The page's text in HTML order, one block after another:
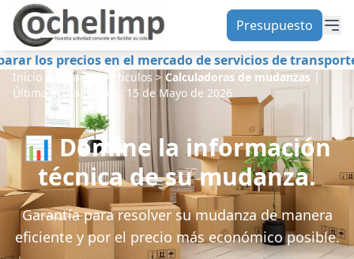
Presupuesto
en el mercado de servicios de transporte de
Inicio España>Articulos > Calculadoras de mudanzas |
Última actualización: 15 de Mayo de 2026
📊 Domine la información
técnica de su mudanza.
Garantía para resolver su mudanza de manera
eficiente y por el precio más económico posible.